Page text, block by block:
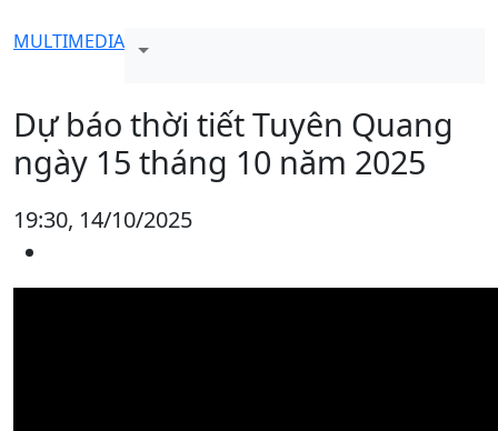
MULTIMEDIA
Dự báo thời tiết Tuyên Quang
ngày 15 tháng 10 năm 2025
19:30, 14/10/2025